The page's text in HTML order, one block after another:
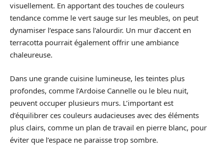
visuellement. En apportant des touches de couleurs
tendance comme le vert sauge sur les meubles, on peut
dynamiser l’espace sans l’alourdir. Un mur d’accent en
terracotta pourrait également offrir une ambiance
chaleureuse.
Dans une grande cuisine lumineuse, les teintes plus
profondes, comme l’Ardoise Cannelle ou le bleu nuit,
peuvent occuper plusieurs murs. L’important est
d’équilibrer ces couleurs audacieuses avec des éléments
plus clairs, comme un plan de travail en pierre blanc, pour
éviter que l’espace ne paraisse trop sombre.